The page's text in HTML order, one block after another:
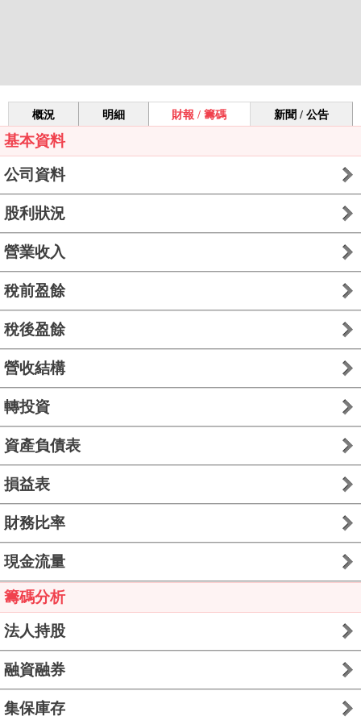
概況 明細 財報 / 籌碼 新聞 / 公告
基本資料
公司資料
股利狀況
營業收入
稅前盈餘
稅後盈餘
營收結構
轉投資
資產負債表
損益表
財務比率
現金流量
籌碼分析
法人持股
融資融券
集保庫存